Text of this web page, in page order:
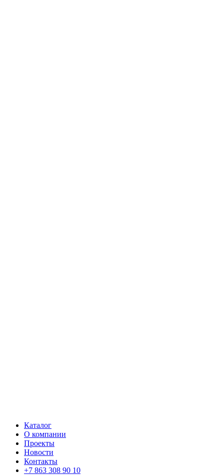
Каталог
О компании
Проекты
Новости
Контакты
+7 863 308 90 10